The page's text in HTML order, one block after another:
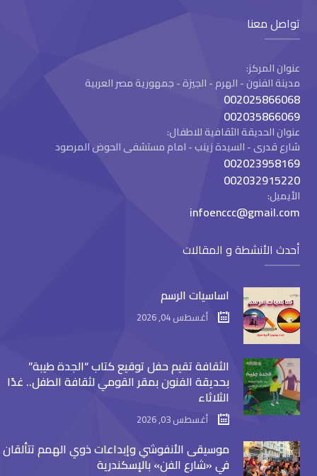
تواصل معنا
عنوان المركز:
مدينة الفنون - الهرم - الجيزة - جمهورية مصر العربية
002025866068
002035866069
عنوان الحديقة الثقافية للاطفال:
شارع قدرى - السيدة زينب - امام مستشفى الحوض المرصود
002023958169
002032915220
الأيميل:
infoenccc@gmail.com
أحدث الأنشطة و المقالات
اساسيات الرسم
أغسطس 04, 2026
الثقافة تقيم حفل توقيع كتاب “الجدة طيبة”
بحديقة الفنون بمقر القومي لثقافة الطفل.. غدًا
الثلاثاء
أغسطس 03, 2026
موسيقى الأنفوشي وإبداعات ذوي الهمم تتألقان
في «شارع الفن» بالإسكندرية